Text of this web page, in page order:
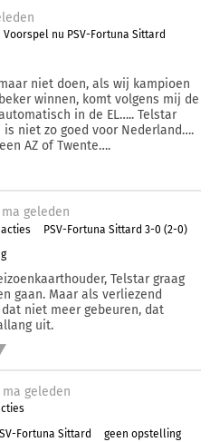
Voorspel nu PSV-Fortuna Sittard
niet doen, als wij kampioen
winnen, komt volgens mij de
in de EL….. Telstar
niet zo goed voor Nederland….
AZ of Twente….
ma geleden
PSV-Fortuna Sittard 3-0 (2-0)
Telstar graag
gaan. Maar als verliezend
niet meer gebeuren, dat
uit.
ma geleden
Fortuna Sittard
geen opstelling